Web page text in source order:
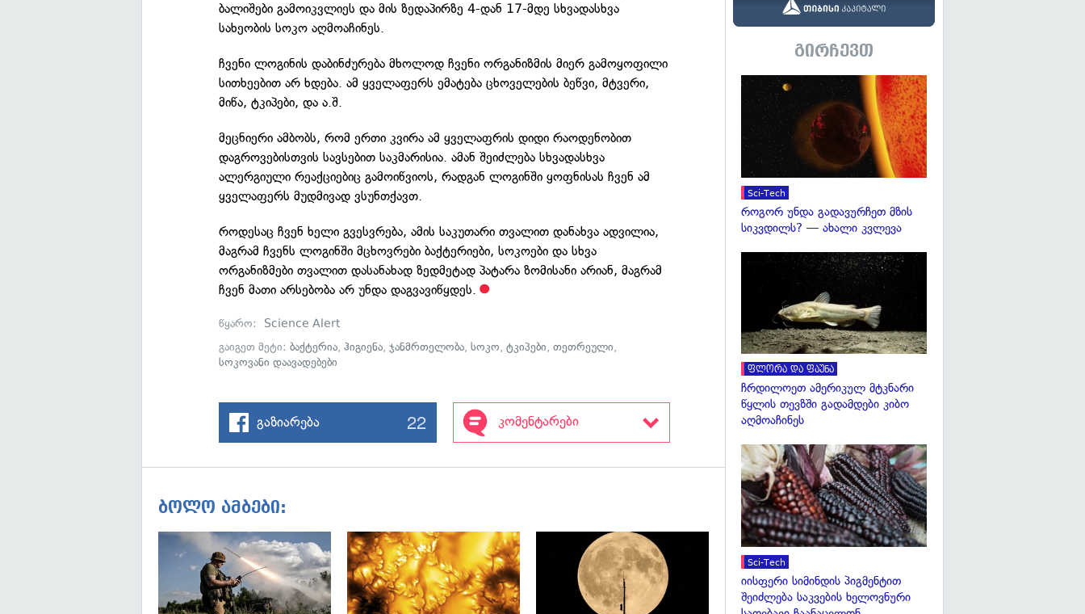
ბალიშები გამოიკვლიეს და მის ზედაპირზე 4-დან 17-მდე სხვადასხვა
სახეობის სოკო აღმოაჩინეს.
ჩვენი ლოგინის დაბინძურება მხოლოდ ჩვენი ორგანიზმის მიერ გამოყოფილი
სითხეებით არ ხდება. ამ ყველაფერს ემატება ცხოველების ბეწვი, მტვერი,
მიწა, ტკიპები, და ა.შ.
მეცნიერი ამბობს, რომ ერთი კვირა ამ ყველაფრის დიდი რაოდენობით
დაგროვებისთვის სავსებით საკმარისია. ამან შეიძლება სხვადასხვა
ალერგიული რეაქციებიც გამოიწვიოს, რადგან ლოგინში ყოფნისას ჩვენ ამ
ყველაფერს მუდმივად ვსუნთქავთ.
როდესაც ჩვენ ხელი გვესვრება, ამის საკუთარი თვალით დანახვა ადვილია,
მაგრამ ჩვენს ლოგინში მცხოვრები ბაქტერიები, სოკოები და სხვა
ორგანიზმები თვალით დასანახად ზედმეტად პატარა ზომისანი არიან, მაგრამ
ჩვენ მათი არსებობა არ უნდა დაგვავიწყდეს.
წყარო: Science Alert
გაიგეთ მეტი:ბაქტერია,ჰიგიენა,ჯანმრთელობა,სოკო,ტკიპები,თეთრეული,
სოკოვანი დაავადებები
გაზიარება 22 კომენტარები
ბოლო ამბები:
გადახედვა გადახედვა გადახედვა
გირჩევთ
Sci-Tech
როგორ უნდა გადავურჩეთ მზის
სიკვდილს? — ახალი კვლევა
ფლორა და ფაუნა
ჩრდილოეთ ამერიკულ მტკნარი
წყლის თევზში გადამდები კიბო
აღმოაჩინეს
Sci-Tech
იისფერი სიმინდის პიგმენტით
შეიძლება საკვების ხელოვნური